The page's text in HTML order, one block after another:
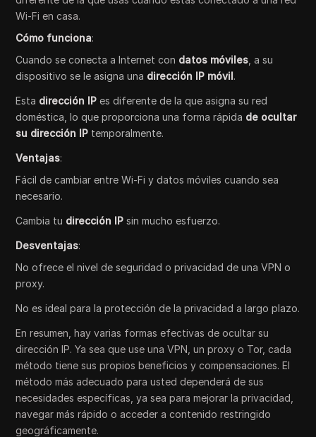
Wi-Fi en casa.
Cómo funciona:
Cuando se conecta a Internet con datos móviles , a su
dispositivo se le asigna una dirección IP móvil.
Esta dirección IP es diferente de la que asigna su red
doméstica, lo que proporciona una forma rápida de ocultar
su dirección IP temporalmente.
Ventajas:
Fácil de cambiar entre Wi-Fi y datos móviles cuando sea
necesario.
Cambia tu dirección IP sin mucho esfuerzo.
Desventajas:
No ofrece el nivel de seguridad o privacidad de una VPN o
proxy.
No es ideal para la protección de la privacidad a largo plazo.
En resumen, hay varias formas efectivas de ocultar su
dirección IP. Ya sea que use una VPN, un proxy o Tor, cada
método tiene sus propios beneficios y compensaciones. El
método más adecuado para usted dependerá de sus
necesidades específicas, ya sea para mejorar la privacidad,
navegar más rápido o acceder a contenido restringido
geográficamente.